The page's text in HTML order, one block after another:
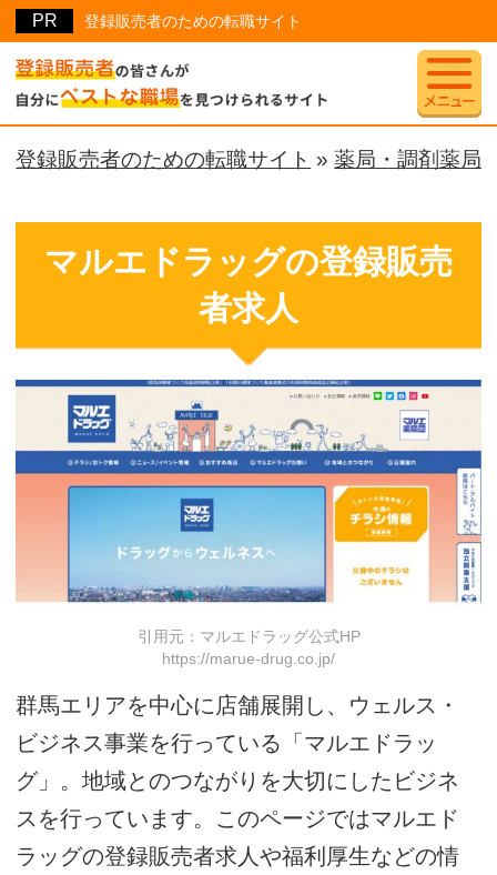
登録販売者のための転職サイト
登録販売者のための転職サイト »薬局・調剤薬局
マルエドラッグの登録販売
者求人
引用元：マルエドラッグ公式HP
https://marue-drug.co.jp/
群馬エリアを中心に店舗展開し、ウェルス・
ビジネス事業を行っている「マルエドラッ
グ」。地域とのつながりを大切にしたビジネ
スを行っています。このページではマルエド
ラッグの登録販売者求人や福利厚生などの情